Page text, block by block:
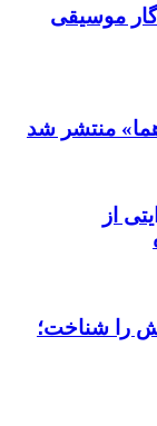
موسیقی
منتشر شد
از
را شناخت؛